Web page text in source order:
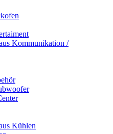
Kommunikation /
Kühlen